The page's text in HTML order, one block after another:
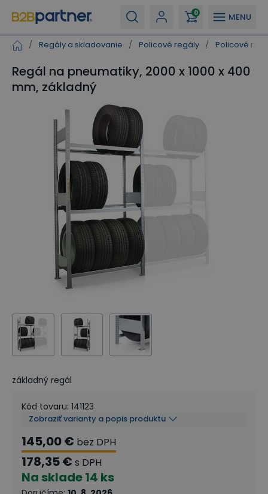
MENU
0
/ Regály a skladovanie / Policové regály / Policové
Regál na pneumatiky, 2000 x 1000 x 400
mm, základný
základný regál
Kód tovaru: 141123
Zobraziť varianty a popis produktu
145,00 € bez DPH
178,35 € s DPH
Na sklade14 ks